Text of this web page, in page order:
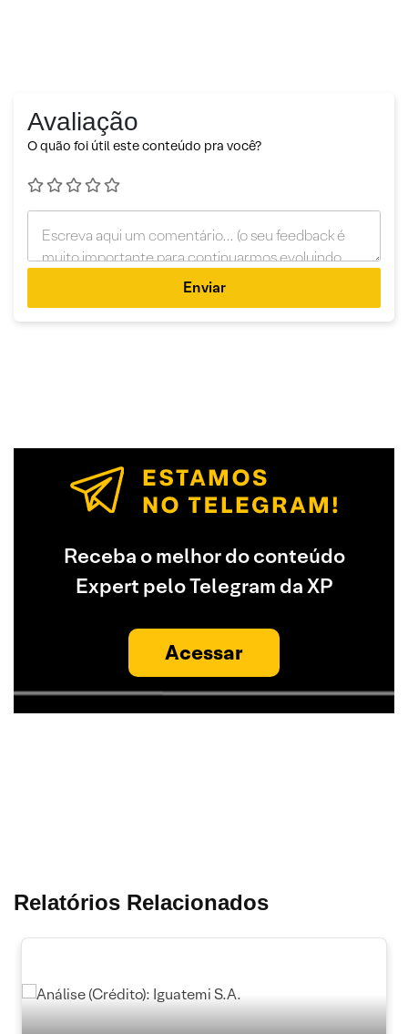
Avaliação
O quão foi útil este conteúdo pra você?
Enviar
Receba o melhor do conteúdo
Expert pelo Telegram da XP
Acessar
Relatórios Relacionados